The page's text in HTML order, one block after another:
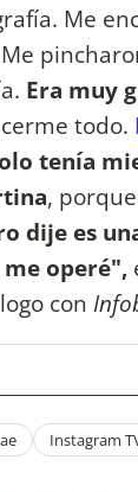
Me
Era muy
todo.
tenía
,
dije es
operé",
con
Instagram